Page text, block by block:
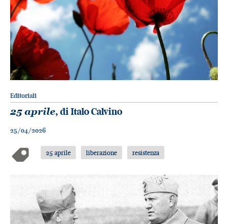
Editoriali
25 aprile, di Italo Calvino
25/04/2026
25 aprile liberazione resistenza